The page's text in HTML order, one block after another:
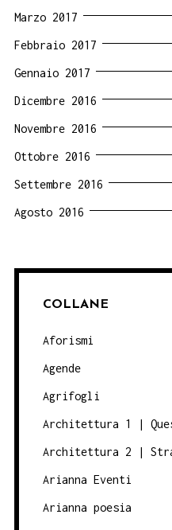
Marzo 2017
Febbraio 2017
Gennaio 2017
Dicembre 2016
Novembre 2016
Ottobre 2016
Settembre 2016
Agosto 2016
COLLANE
Aforismi
Agende
Agrifogli
Architettura 1 |
Architettura 2 |
Arianna Eventi
Arianna poesia